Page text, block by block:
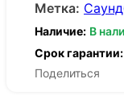
Метка:
Наличие: В
Срок гарантии:
Поделиться